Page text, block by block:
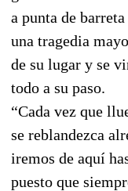
a punta de
una tragedia
de su lugar y se
todo a su paso.
“Cada vez que
se reblandezca
iremos de aquí
puesto que